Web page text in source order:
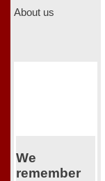
About us
We
remember